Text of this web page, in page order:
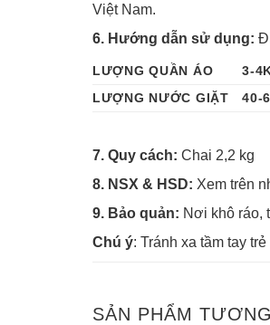
Việt Nam.
6. Hướng dẫn sử dụng:
LƯỢNG QUẦN ÁO 3-
LƯỢNG NƯỚC GIẶT
40-
7. Quy cách: Chai 2,2 kg
8. NSX & HSD: Xem trên
9. Bảo quản: Nơi khô ráo,
Chú ý: Tránh xa tầm tay
SẢN PHẨM